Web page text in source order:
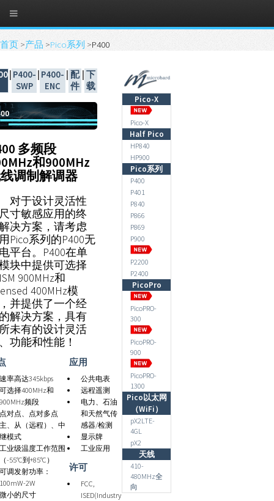
首页 >产品 >Pico系列 >P400
P400-
SWP
P400-
ENC
配
件
下
载
多频段
和900MHz
调制解调器
对于设计灵活性
寸敏感应用的终
决方案，请考虑
Pico系列的P400无
平台。P400在单
块中提供可选择
900MHz和
400MHz模
并提供了一个经
解决方案，具有
未有的设计灵活
功能和性能！
率高达345kbps
选择400MHz和
频段
对点、点对多点
、从（远程）、中
模式
业级温度工作范围
-55°C到+85°C）
调发射功率：
2W
小的尺寸
应用
公共电表
远程遥测
电力、石油
和天然气传
感器/检测
显示牌
工业应用
许可
FCC,
ISED(Industry
Pico-X
Pico-X
Half Pico
HP840
HP900
Pico系列
P400
P401
P840
P866
P869
P900
P2200
P2400
PicoPro
PicoPRO-
300
PicoPRO-
900
PicoPRO-
1300
Pico以太网
（WiFi）
pX2LTE-
4GL
pX2
天线
410-
480MHz全
向